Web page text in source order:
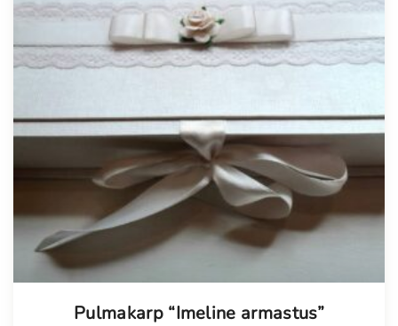
Pulmakarp “Imeline armastus”